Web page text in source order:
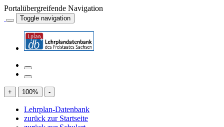
Portalübergreifende Navigation
Toggle navigation
+ 100% -
Lehrplan-Datenbank
zurück zur Startseite